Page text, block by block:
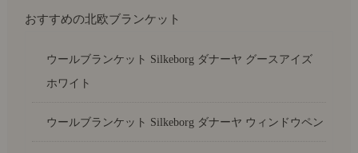
おすすめの北欧ブランケット
ウールブランケット Silkeborg ダナーヤ グースアイズ
ホワイト
ウールブランケット Silkeborg ダナーヤ ウィンドウペン